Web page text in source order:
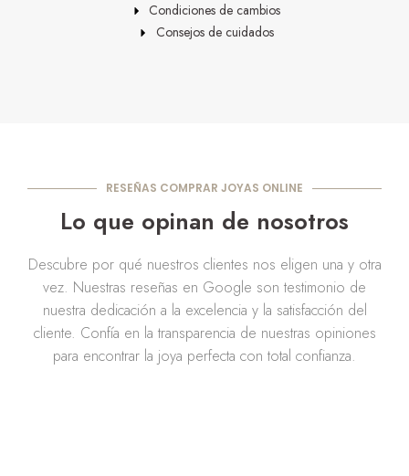
Condiciones de cambios
Consejos de cuidados
RESEÑAS COMPRAR JOYAS ONLINE
Lo que opinan de nosotros
Descubre por qué nuestros clientes nos eligen una y otra
vez. Nuestras reseñas en Google son testimonio de
nuestra dedicación a la excelencia y la satisfacción del
cliente. Confía en la transparencia de nuestras opiniones
para encontrar la joya perfecta con total confianza.